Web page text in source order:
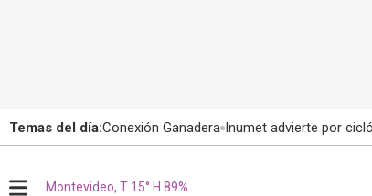
Temas del día:Conexión Ganadera Inumet advierte por
Montevideo, T 15° H 89%